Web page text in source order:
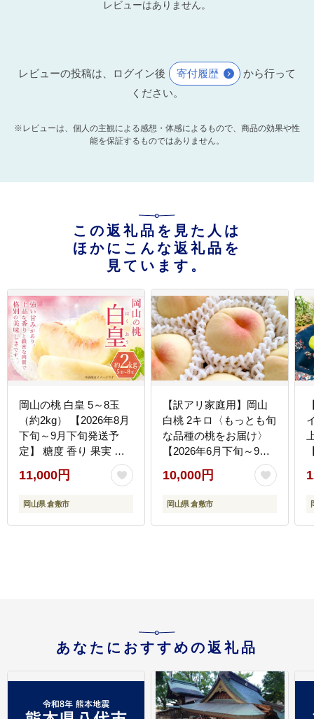
レビューはありません。
レビューの投稿は、ログイン後 寄付履歴
から行って
ください。
※レビューは、個人の主観による感想・体感によるもので、商品の効果や性
能を保証するものではありません。
この返礼品を見た人は
ほかにこんな返礼品を
見ています。
岡山の桃 白皇 5～8玉
（約2kg） 【2026年8月
下旬～9月下旬発送予
定】 糖度 香り 果実 く
だもの 果物 フルーツ も
も 桃 モモ ピーチ 国産
岡山県産 ブランド 甘み
11,000円
岡山県 倉敷市
【訳アリ家庭用】岡山
白桃 2キロ〈もっとも旬
な品種の桃をお届け〉
【2026年6月下旬～9月
下旬まで順次発送予
定】【桃 白桃 人気フル
ーツ 人気桃 おすすめフ
ルーツ 岡山県 倉敷市】
10,000円
岡山県 倉敷市
あなたにおすすめの返礼品